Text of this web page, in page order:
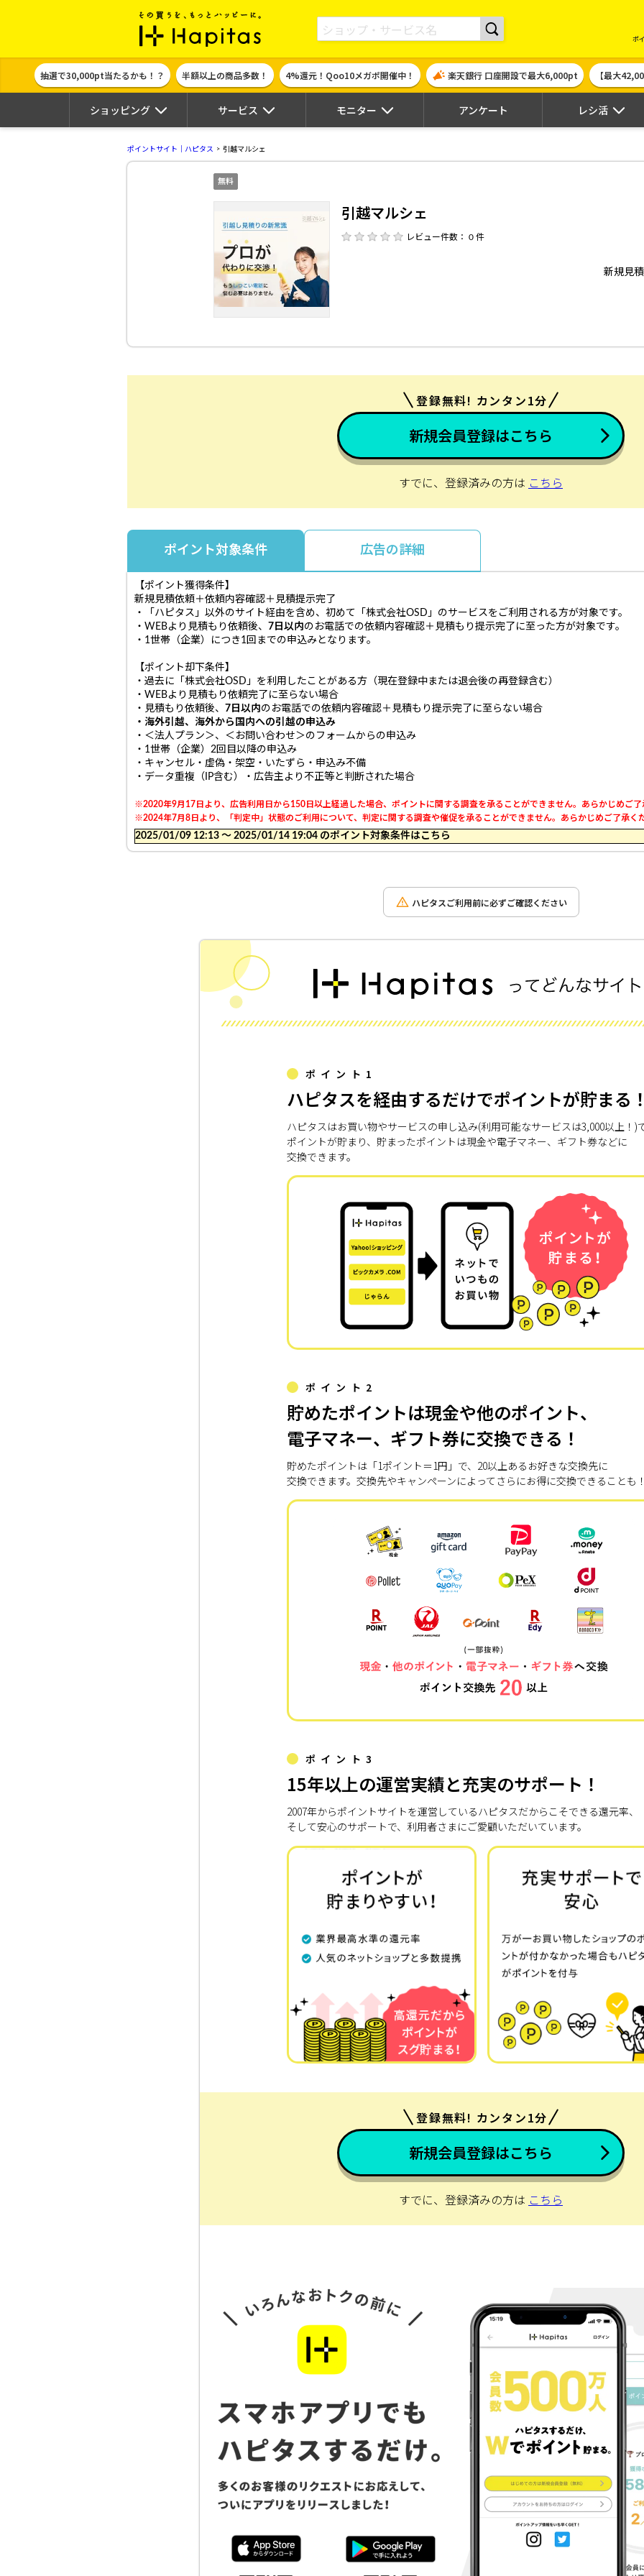
ポイント貯めて現金やギフト券に交換できるポイントサイト | ハピタス
ポ
抽選で30,000pt当たるかも！？ 半額以上の商品多数！ 4%還元！Qoo10メガポ開催中！ 楽天銀行 口座開設で最大6,000pt 【最大
ショッピング サービス モニター アンケート レシ活
ポイントサイト｜ハピタス 引越マルシェ
無料
引越マルシェ
レビュー件数： 0 件
新規見
登録無料! カンタン1分
新規会員登録はこちら
すでに、登録済みの方は こちら
ポイント対象条件 広告の詳細
【ポイント獲得条件】
新規見積依頼＋依頼内容確認＋見積提示完了
・「ハピタス」以外のサイト経由を含め、初めて「株式会社OSD」のサービスをご利用される方が対象です。
・WEBより見積もり依頼後、 7日以内 のお電話での依頼内容確認＋見積もり提示完了に至った方が対象です。
・1世帯（企業）につき1回までの申込みとなります。
【ポイント却下条件】
・過去に「株式会社OSD」を利用したことがある方（現在登録中または退会後の再登録含む）
・WEBより見積もり依頼完了に至らない場合
・見積もり依頼後、 7日以内 のお電話での依頼内容確認＋見積もり提示完了に至らない場合
・海外引越、海外から国内への引越の申込み
・＜法人プラン＞、＜お問い合わせ＞のフォームからの申込み
・1世帯（企業）2回目以降の申込み
・キャンセル・虚偽・架空・いたずら・申込み不備
・データ重複（IP含む）・広告主より不正等と判断された場合
※2020年9月17日より、広告利用日から150日以上経過した場合、ポイントに関する調査を承ることができません。あらかじめご了
※2024年7月8日より、「判定中」状態のご利用について、判定に関する調査や催促を承ることができません。あらかじめご了承く
2025/01/09 12:13 〜 2025/01/14 19:04 のポイント対象条件はこちら
ハピタスご利用前に必ずご確認ください
ポイント1
ハピタスを経由するだけでポイントが貯まる
ハピタスはお買い物やサービスの申し込み(利用可能なサービスは3,000以上！)
ポイントが貯まり、貯まったポイントは現金や電子マネー、ギフト券などに
交換できます。
ポイント2
貯めたポイントは現金や他のポイント、
電子マネー、ギフト券に交換できる！
貯めたポイントは「1ポイント＝1円」で、20以上あるお好きな交換先に
交換できます。交換先やキャンペーンによってさらにお得に交換できることも
ポイント3
15年以上の運営実績と充実のサポート！
2007年からポイントサイトを運営しているハピタスだからこそできる還元率、
そして安心のサポートで、利用者さまにご愛顧いただいています。
登録無料! カンタン1分
新規会員登録はこちら
すでに、登録済みの方は こちら